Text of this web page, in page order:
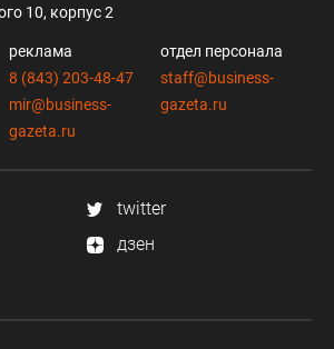
10, корпус 2
реклама
8 (843) 203-48-47
mir@business-
gazeta.ru
отдел персонала
staff@business-
gazeta.ru
twitter
дзен